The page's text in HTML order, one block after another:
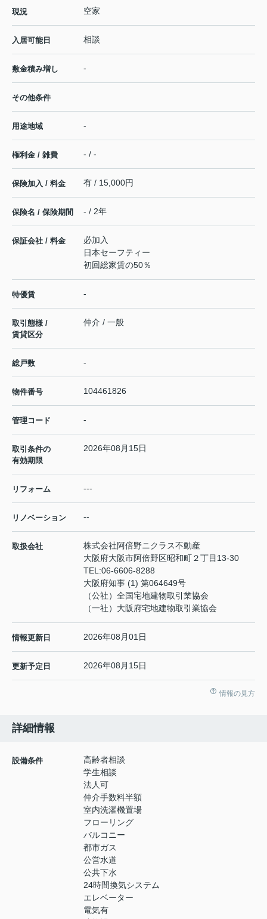
現況 空家
入居可能日 相談
敷金積み増し -
その他条件
用途地域 -
権利金 / 雑費 - / -
保険加入 / 料金 有 / 15,000円
保険名 / 保険期間 - / 2年
保証会社 / 料金
必加入
日本セーフティー
初回総家賃の50％
特優賃 -
取引態様 /
賃貸区分
仲介 / 一般
総戸数 -
物件番号 104461826
管理コード -
取引条件の
有効期限
2026年08月15日
リフォーム ---
リノベーション --
取扱会社
株式会社阿倍野ニクラス不動産
大阪府大阪市阿倍野区昭和町２丁目13-30
TEL:06-6606-8288
大阪府知事 (1) 第064649号
（公社）全国宅地建物取引業協会
（一社）大阪府宅地建物取引業協会
情報更新日 2026年08月01日
更新予定日 2026年08月15日
情報の見方
詳細情報
設備条件
高齢者相談
学生相談
法人可
仲介手数料半額
室内洗濯機置場
フローリング
バルコニー
都市ガス
公営水道
公共下水
24時間換気システム
エレベーター
電気有